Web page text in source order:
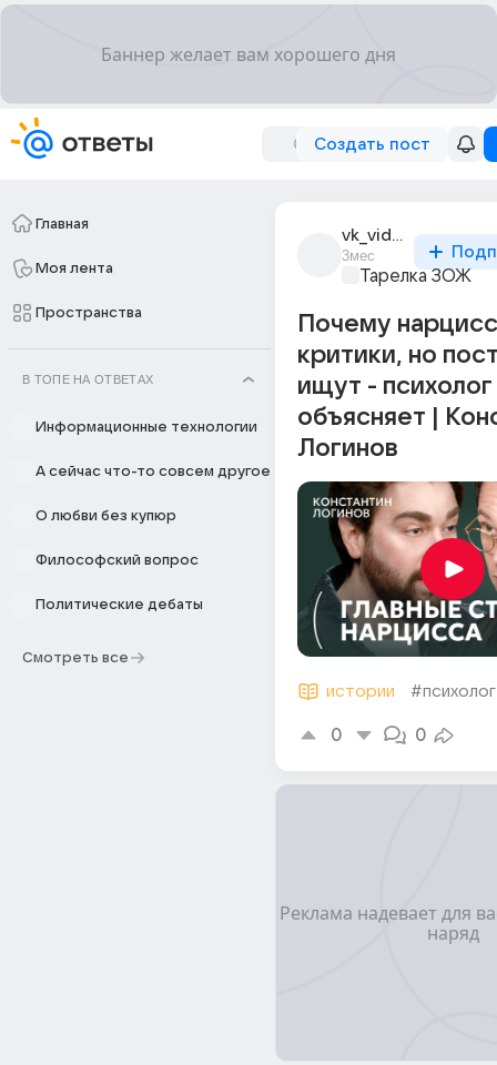
Создать пост
Главная
Моя лента
Пространства
В ТОПЕ НА ОТВЕТАХ
Информационные технологии
А сейчас что-то совсем другое
О любви без купюр
Философский вопрос
Политические дебаты
Смотреть все
vk_video
3мес
Тарелка ЗОЖ
Почему
критики, но
ищут - психолог
объясняет |
Логинов
истории #психолог
0 0